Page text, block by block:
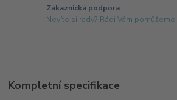
Zákaznická podpora
Nevíte si rady? Rádi Vám pomůžeme.
Kompletní specifikace